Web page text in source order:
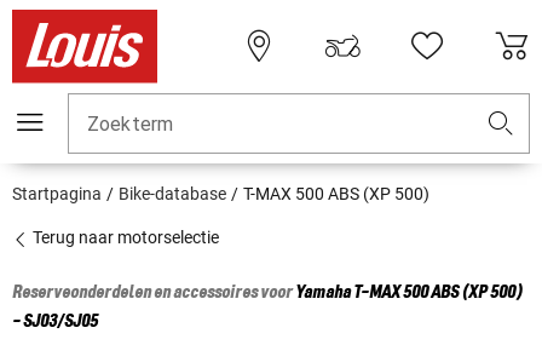
Zoekterm
Startpagina Bike-database T-MAX 500 ABS (XP 500)
Terug naar motorselectie
Reserveonderdelen en accessoires voorYamahaT-MAX 500 ABS (XP 500)
- SJ03/SJ05